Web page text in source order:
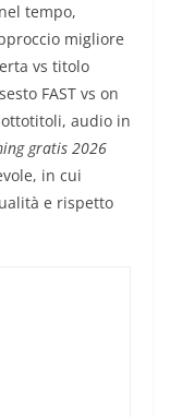
tempo,
migliore
vs titolo
FAST vs on
audio in
gratis 2026
in cui
e rispetto